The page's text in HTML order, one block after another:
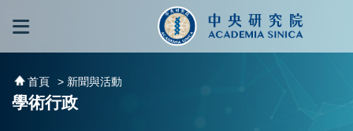
首頁 > 新聞與活動
學術行政